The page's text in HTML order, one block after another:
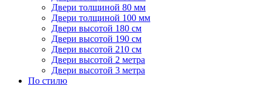
Двери толщиной 80 мм
Двери толщиной 100 мм
Двери высотой 180 см
Двери высотой 190 см
Двери высотой 210 см
Двери высотой 2 метра
Двери высотой 3 метра
По стилю